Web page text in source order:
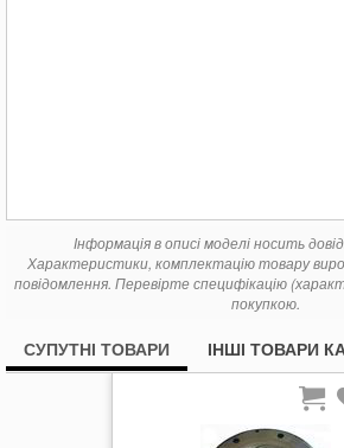
Інформація в описі моделі носить
Характеристики, комплектацію товару
повідомлення. Перевірте специфікацію
покупкою.
СУПУТНІ ТОВАРИ ІНШІ ТОВАРИ